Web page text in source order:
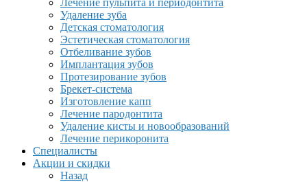
Лечение пульпита и периодонтита
Удаление зуба
Детская стоматология
Эстетическая стоматология
Отбеливание зубов
Имплантация зубов
Протезирование зубов
Брекет-система
Изготовление капп
Лечение пародонтита
Удаление кисты и новообразований
Лечение перикоронита
Специалисты
Акции и скидки
Назад